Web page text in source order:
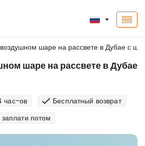
шаре на рассвете в Дубае с
шаре на рассвете в Дубае
час-ов
Бесплатный возврат
потом